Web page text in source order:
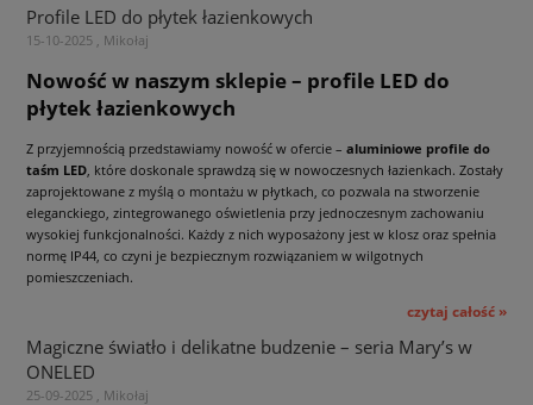
Profile LED do płytek łazienkowych
15-10-2025 , Mikołaj
Nowość w naszym sklepie – profile LED do
płytek łazienkowych
Z przyjemnością przedstawiamy nowość w ofercie – aluminiowe profile do
taśm LED , które doskonale sprawdzą się w nowoczesnych łazienkach. Zostały
zaprojektowane z myślą o montażu w płytkach, co pozwala na stworzenie
eleganckiego, zintegrowanego oświetlenia przy jednoczesnym zachowaniu
wysokiej funkcjonalności. Każdy z nich wyposażony jest w klosz oraz spełnia
normę IP44, co czyni je bezpiecznym rozwiązaniem w wilgotnych
pomieszczeniach.
czytaj całość »
Magiczne światło i delikatne budzenie – seria Mary’s w
ONELED
25-09-2025 , Mikołaj